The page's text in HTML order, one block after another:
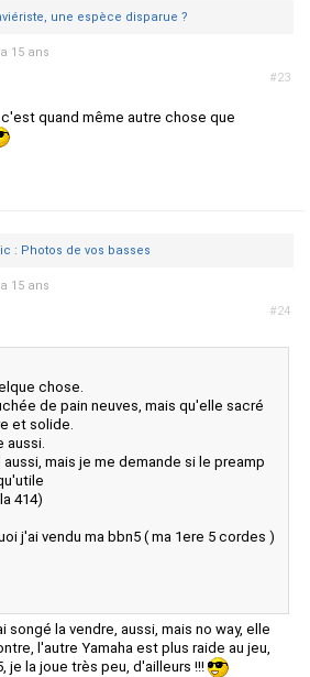
une espèce disparue ?
#23
15 ans
c'est quand même autre chose que
: Photos de vos basses
#24
15 ans
chose.
de pain neuves, mais qu'elle sacré
et solide.
aussi.
mais je me demande si le preamp
414)
j'ai vendu ma bbn5 ( ma 1ere 5 cordes )
songé la vendre, aussi, mais no way, elle
l'autre Yamaha est plus raide au jeu,
je la joue très peu, d'ailleurs !!!